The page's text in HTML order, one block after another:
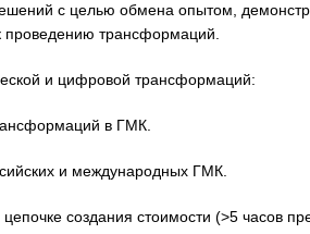
с целью обмена опытом,
проведению трансформаций.
и цифровой трансформаций:
в ГМК.
и международных ГМК.
создания стоимости (>5 часов